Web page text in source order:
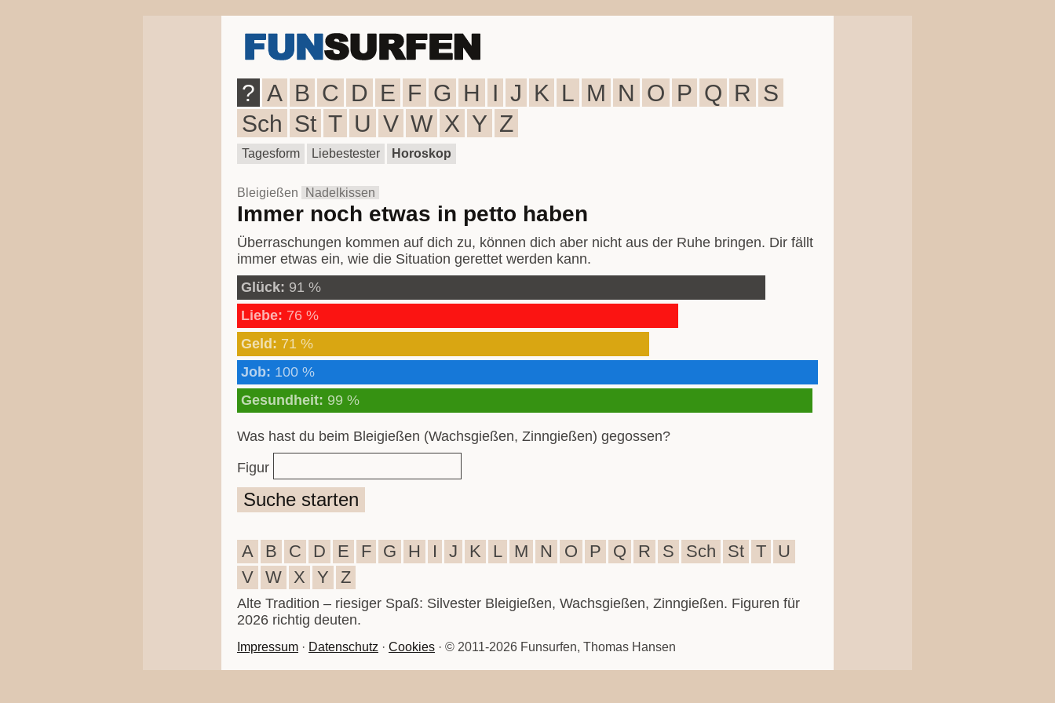
? A B C D E F G H I J K L M N O P Q R S
Sch St T U V W X Y Z
Tagesform Liebestester Horoskop
Bleigießen Nadelkissen
Immer noch etwas in petto haben
Überraschungen kommen auf dich zu, können dich aber nicht aus der Ruhe bringen. Dir fällt
immer etwas ein, wie die Situation gerettet werden kann.
Glück: 91 %
Liebe: 76 %
Geld: 71 %
Job: 100 %
Gesundheit: 99 %
Was hast du beim Bleigießen (Wachsgießen, Zinngießen) gegossen?
Figur
Suche starten
A B C D E F G H I J K L M N O P Q R S Sch St T
U
V W X Y Z
Alte Tradition – riesiger Spaß: Silvester Bleigießen, Wachsgießen, Zinngießen. Figuren für
2026 richtig deuten.
Impressum · Datenschutz · Cookies · © 2011-2026 Funsurfen, Thomas Hansen